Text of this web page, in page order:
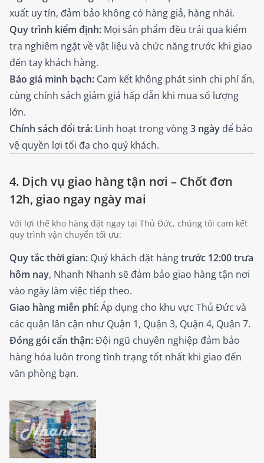
xuất uy tín, đảm bảo không có hàng giả, hàng nhái.
Quy trình kiểm định: Mọi sản phẩm đều trải qua kiểm
tra nghiêm ngặt về vật liệu và chức năng trước khi giao
đến tay khách hàng.
Báo giá minh bạch: Cam kết không phát sinh chi phí ẩn,
cùng chính sách giảm giá hấp dẫn khi mua số lượng
lớn.
Chính sách đổi trả: Linh hoạt trong vòng3 ngày để bảo
vệ quyền lợi tối đa cho quý khách.
4. Dịch vụ giao hàng tận nơi – Chốt đơn
12h, giao ngay ngày mai
Với lợi thế kho hàng đặt ngay tại Thủ Đức, chúng tôi cam kết
quy trình vận chuyển tối ưu:
Quy tắc thời gian: Quý khách đặt hàngtrước 12:00 trưa
hôm nay, Nhanh Nhanh sẽ đảm bảo giao hàng tận nơi
vào ngày làm việc tiếp theo.
Giao hàng miễn phí:Áp dụng cho khu vực Thủ Đức và
các quận lân cận như Quận 1, Quận 3, Quận 4, Quận 7.
Đóng gói cẩn thận:Đội ngũ chuyên nghiệp đảm bảo
hàng hóa luôn trong tình trạng tốt nhất khi giao đến
văn phòng bạn.